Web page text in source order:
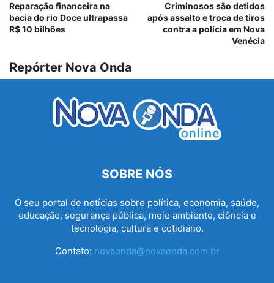
Reparação financeira na
bacia do rio Doce ultrapassa
R$ 10 bilhões
Criminosos são detidos
após assalto e troca de tiros
contra a polícia em Nova
Venécia
Repórter Nova Onda
SOBRE NÓS
O seu portal de notícias sobre política, economia, saúde,
educação, segurança pública, meio ambiente, ciência e
tecnologia, cultura e cotidiano.
Contato: novaonda@novaonda.com.br